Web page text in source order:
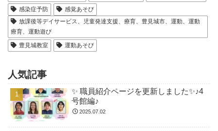
感染症予防
感覚あそび
放課後等デイサービス、児童発達支援、療育、豊見城市、運動、運動
療育、運動遊び
豊見城教室
運動あそび
人気記事
✨ 職員紹介ページを更新しました✨♪4
号館編♪
2025.07.02